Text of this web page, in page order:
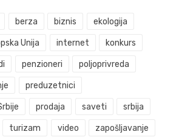
berza biznis ekologija
Unija internet konkurs
penzioneri poljoprivreda
preduzetnici
prodaja saveti srbija
turizam video zapošljavanje